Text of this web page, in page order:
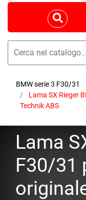
BMW serie 3 F30/31
Lama SX Rieger
Technik ABS
Lama
F30/31